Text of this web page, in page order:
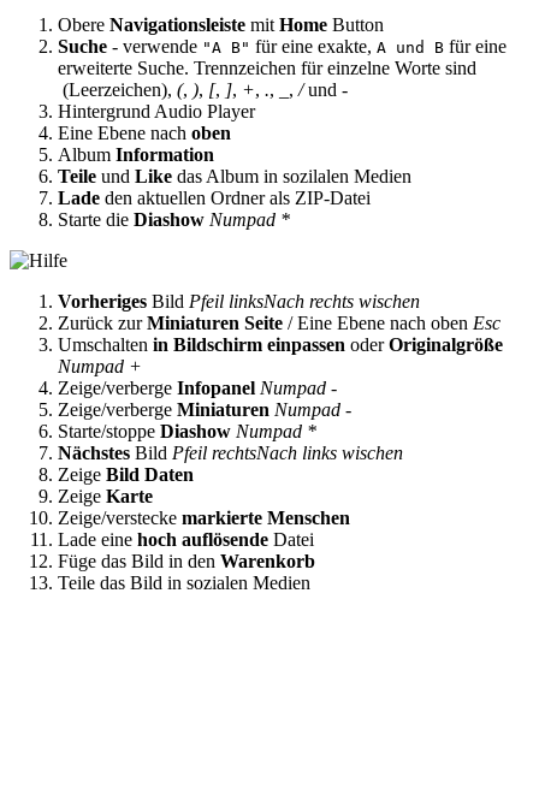
Obere Navigationsleiste mit Home Button
Suche - verwende "A B" für eine exakte, A und B für eine
erweiterte Suche. Trennzeichen für einzelne Worte sind
(Leerzeichen), (, ), [, ], +, ., , /und -
Hintergrund Audio Player
Eine Ebene nach oben
Album Information
Teile und Like das Album in sozilalen Medien
Lade den aktuellen Ordner als ZIP-Datei
Starte die Diashow Numpad *
Vorheriges Bild Pfeil linksNach rechts wischen
Zurück zurMiniaturen Seite / Eine Ebene nach oben Esc
Umschalten in Bildschirm einpassen oderOriginalgröße
Numpad +
Zeige/verberge Infopanel Numpad -
Zeige/verberge Miniaturen Numpad -
Starte/stoppe Diashow Numpad *
Nächstes Bild Pfeil rechtsNach links wischen
Zeige Bild Daten
Zeige Karte
Zeige/verstecke markierte Menschen
Lade eine hoch auflösende Datei
Füge das Bild in den Warenkorb
Teile das Bild in sozialen Medien